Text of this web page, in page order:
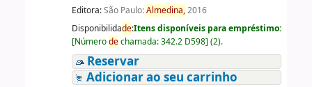
Editora:São Paulo:Almedina,2016
Disponibilidade:Itens disponíveis para empréstimo:
[Númerodechamada:342.2 D598] (2).
Reservar
Adicionar ao seu carrinho